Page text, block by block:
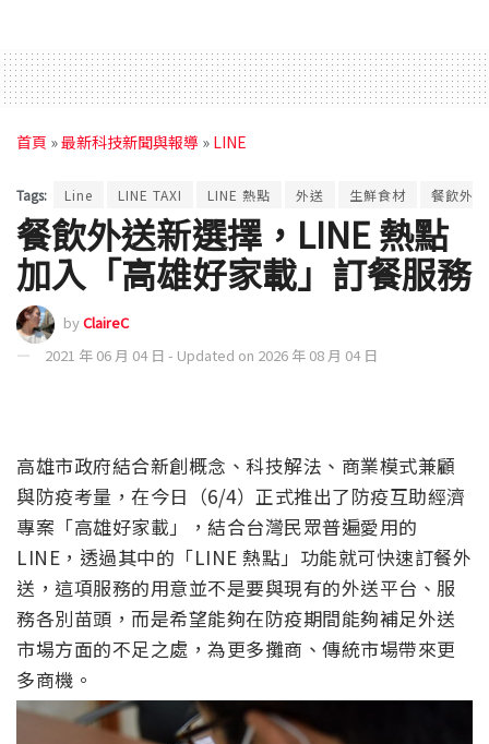
首頁 »最新科技新聞與報導 » LINE
Tags: Line LINE TAXI LINE 熱點 外送 生鮮食材 餐飲外送
餐飲外送新選擇，LINE 熱點
加入「高雄好家載」訂餐服務
byClaireC
2021 年 06 月 04 日 - Updated on 2026 年 08 月 04 日
高雄市政府結合新創概念、科技解法、商業模式兼顧
與防疫考量，在今日（6/4）正式推出了防疫互助經濟
專案「高雄好家載」，結合台灣民眾普遍愛用的
LINE，透過其中的「LINE 熱點」功能就可快速訂餐外
送，這項服務的用意並不是要與現有的外送平台、服
務各別苗頭，而是希望能夠在防疫期間能夠補足外送
市場方面的不足之處，為更多攤商、傳統市場帶來更
多商機。